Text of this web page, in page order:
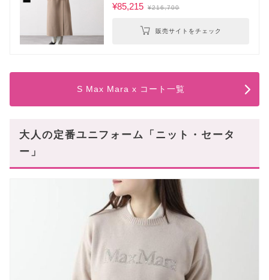
¥85,215 ¥216,700
販売サイトをチェック
S Max Mara x コート一覧
大人の定番ユニフォーム「ニット・セータ
ー」